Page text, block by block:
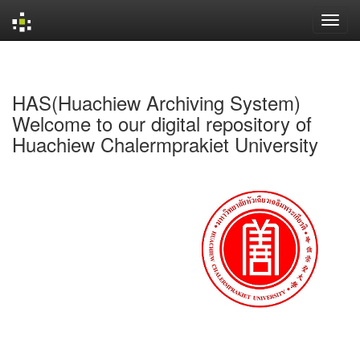
HAS(Huachiew Archiving System)
Welcome to our digital repository of
Huachiew Chalermprakiet University